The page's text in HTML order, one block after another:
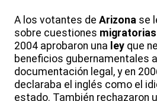
A los votantes de Arizona se
sobre cuestiones migratorias
2004 aprobaron una ley que
beneficios gubernamentales
documentación legal, y en
declaraba el inglés como el
estado. También rechazaron